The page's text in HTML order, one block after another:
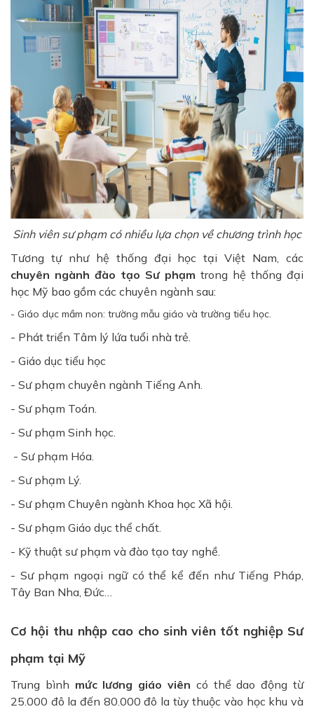
Sinh viên sư phạm có nhiều lựa chọn về chương trình học
Tương tự như hệ thống đại học tại Việt Nam, các
chuyên ngành đào tạo Sư phạm trong hệ thống đại
học Mỹ bao gồm các chuyên ngành sau:
- Giáo dục mầm non: trường mẫu giáo và trường tiểu học.
- Phát triển Tâm lý lứa tuổi nhà trẻ.
- Giáo dục tiểu học
- Sư phạm chuyên ngành Tiếng Anh.
- Sư phạm Toán.
- Sư phạm Sinh học.
- Sư phạm Hóa.
- Sư phạm Lý.
- Sư phạm Chuyên ngành Khoa học Xã hội.
- Sư phạm Giáo dục thể chất.
- Kỹ thuật sư phạm và đào tạo tay nghề.
- Sư phạm ngoại ngữ có thể kể đến như Tiếng Pháp,
Tây Ban Nha, Đức…
Cơ hội thu nhập cao cho sinh viên tốt nghiệp Sư
phạm tại Mỹ
Trung bình mức lương giáo viên có thể dao động từ
25.000 đô la đến 80.000 đô la tùy thuộc vào học khu và